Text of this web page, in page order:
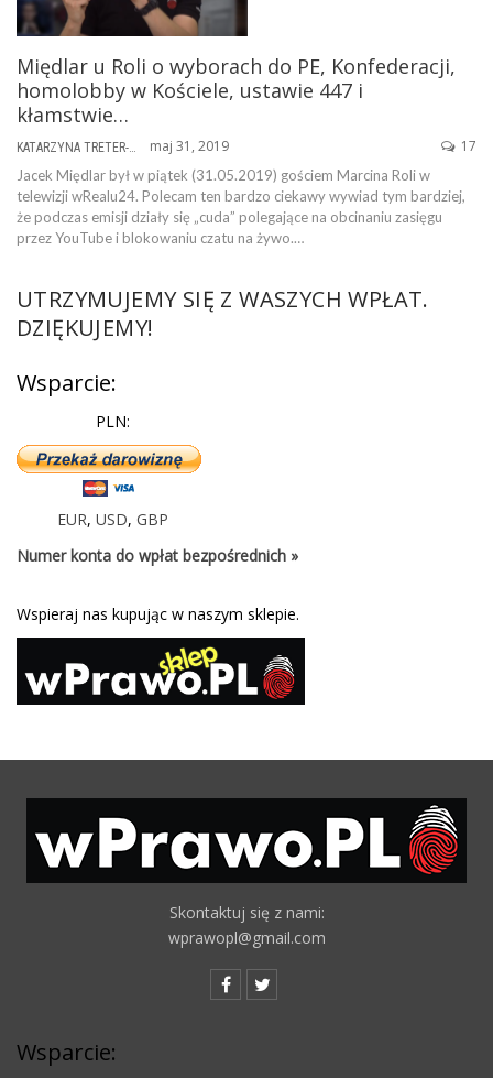
Międlar u Roli o wyborach do PE, Konfederacji,
homolobby w Kościele, ustawie 447 i
kłamstwie…
KATARZYNA TRETER-SIERPIŃSKA maj 31, 2019 17
Jacek Międlar był w piątek (31.05.2019) gościem Marcina Roli w
telewizji wRealu24. Polecam ten bardzo ciekawy wywiad tym bardziej,
że podczas emisji działy się „cuda” polegające na obcinaniu zasięgu
przez YouTube i blokowaniu czatu na żywo.…
UTRZYMUJEMY SIĘ Z WASZYCH WPŁAT.
DZIĘKUJEMY!
Wsparcie:
PLN:
EUR, USD, GBP
Numer konta do wpłat bezpośrednich »
Wspieraj nas kupując w naszym sklepie.
Skontaktuj się z nami:
wprawopl@gmail.com
Wsparcie: